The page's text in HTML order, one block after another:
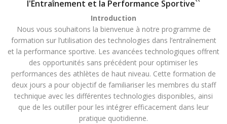
l'Entraînement et la Performance Sportive``
Introduction
Nous vous souhaitons la bienvenue à notre programme de
formation sur l’utilisation des technologies dans l’entraînement
et la performance sportive. Les avancées technologiques offrent
des opportunités sans précédent pour optimiser les
performances des athlètes de haut niveau. Cette formation de
deux jours a pour objectif de familiariser les membres du staff
technique avec les différentes technologies disponibles, ainsi
que de les outiller pour les intégrer efficacement dans leur
pratique quotidienne.